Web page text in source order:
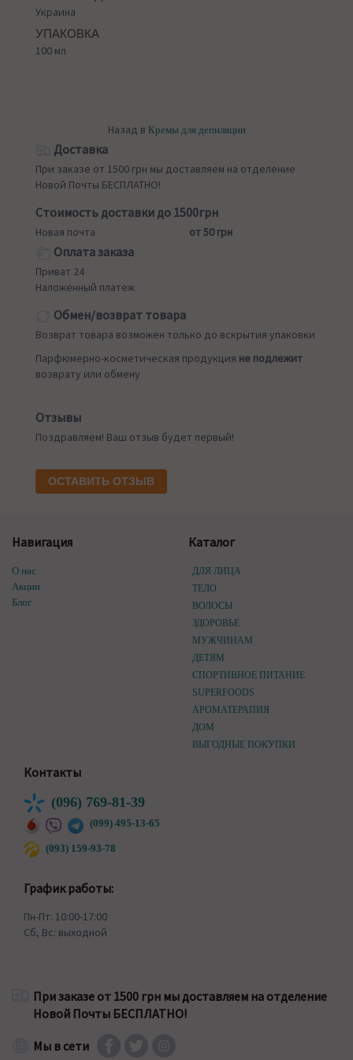
Украина
УПАКОВКА
100 мл
Назад в Кремы для депиляции
Доставка
При заказе от 1500 грн мы доставляем на отделение
Новой Почты БЕСПЛАТНО!
Стоимость доставки до 1500грн
Новая почта от 50 грн
Оплата заказа
Приват 24
Наложенный платеж
Обмен/возврат товара
Возврат товара возможен только до вскрытия упаковки
Парфюмерно-косметическая продукция не подлежит
возврату или обмену
Отзывы
Поздравляем! Ваш отзыв будет первый!
ОСТАВИТЬ ОТЗЫВ
Навигация
О нас
Акции
Блог
Каталог
ДЛЯ ЛИЦА
ТЕЛО
ВОЛОСЫ
ЗДОРОВЬЕ
МУЖЧИНАМ
ДЕТЯМ
СПОРТИВНОЕ ПИТАНИЕ
SUPERFOODS
АРОМАТЕРАПИЯ
ДОМ
ВЫГОДНЫЕ ПОКУПКИ
Контакты
(096) 769-81-39
(099) 495-13-65
(093) 159-93-78
График работы:
Пн-Пт: 10:00-17:00
Сб, Вс: выходной
При заказе от 1500 грн мы доставляем на отделение
Новой Почты БЕСПЛАТНО!
Мы в сети